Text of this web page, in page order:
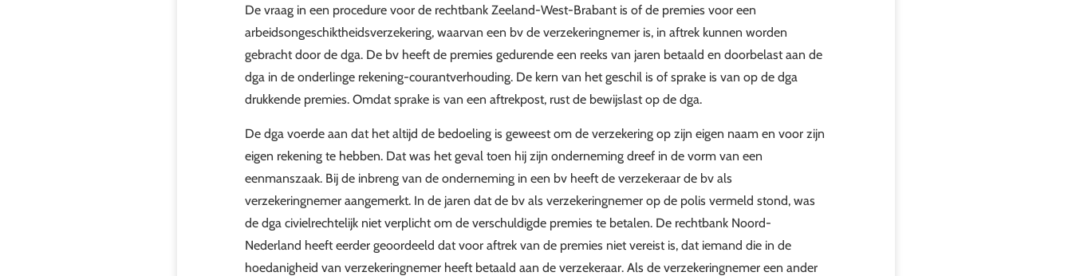
De vraag in een procedure voor de rechtbank Zeeland-West-Brabant is of de premies voor een
arbeidsongeschiktheidsverzekering, waarvan een bv de verzekeringnemer is, in aftrek kunnen worden
gebracht door de dga. De bv heeft de premies gedurende een reeks van jaren betaald en doorbelast aan de
dga in de onderlinge rekening-courantverhouding. De kern van het geschil is of sprake is van op de dga
drukkende premies. Omdat sprake is van een aftrekpost, rust de bewijslast op de dga.
De dga voerde aan dat het altijd de bedoeling is geweest om de verzekering op zijn eigen naam en voor zijn
eigen rekening te hebben. Dat was het geval toen hij zijn onderneming dreef in de vorm van een
eenmanszaak. Bij de inbreng van de onderneming in een bv heeft de verzekeraar de bv als
verzekeringnemer aangemerkt. In de jaren dat de bv als verzekeringnemer op de polis vermeld stond, was
de dga civielrechtelijk niet verplicht om de verschuldigde premies te betalen. De rechtbank Noord-
Nederland heeft eerder geoordeeld dat voor aftrek van de premies niet vereist is, dat iemand die in de
hoedanigheid van verzekeringnemer heeft betaald aan de verzekeraar. Als de verzekeringnemer een ander